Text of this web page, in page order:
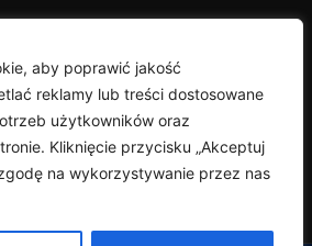
aby poprawić jakość
reklamy lub treści dostosowane
użytkowników oraz
Kliknięcie przycisku „Akceptuj
na wykorzystywanie przez nas